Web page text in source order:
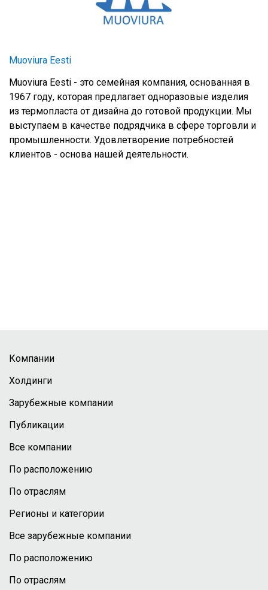
Muoviura Eesti
Muoviura Eesti - это семейная компания, основанная в
1967 году, которая предлагает одноразовые изделия
из термопласта от дизайна до готовой продукции. Мы
выступаем в качестве подрядчика в сфере торговли и
промышленности. Удовлетворение потребностей
клиентов - основа нашей деятельности.
Компании
Холдинги
Зарубежные компании
Публикации
Все компании
По расположению
По отраслям
Регионы и категории
Все зарубежные компании
По расположению
По отраслям